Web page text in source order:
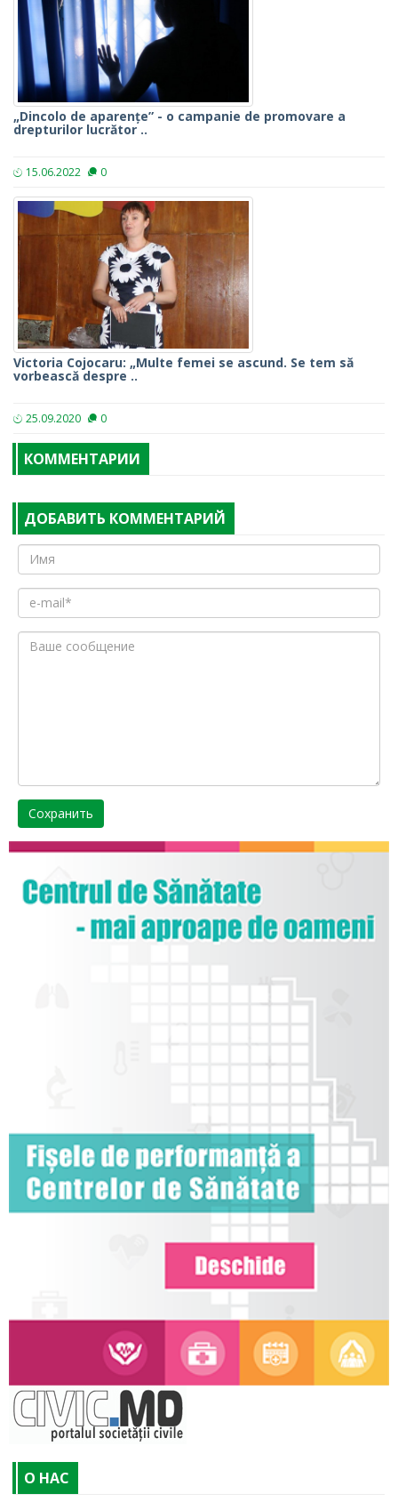
„Dincolo de aparențe” - o campanie de promovare a
drepturilor lucrător ..
15.06.2022 0
Victoria Cojocaru: „Multe femei se ascund. Se tem să
vorbească despre ..
25.09.2020 0
КОММЕНТАРИИ
ДОБАВИТЬ КОММЕНТАРИЙ
Сохранить
O НАС